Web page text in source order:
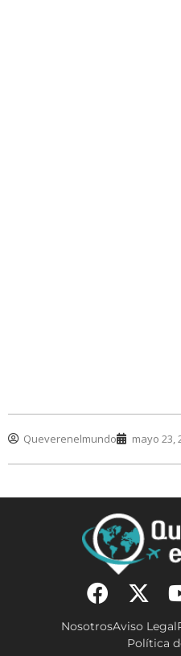
Queverenelmundo mayo 23,
NosotrosAviso Legal
Política